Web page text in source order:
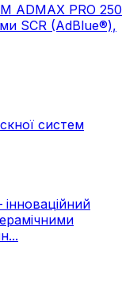
ADMAX PRO 250
SCR (AdBlue®),
систем